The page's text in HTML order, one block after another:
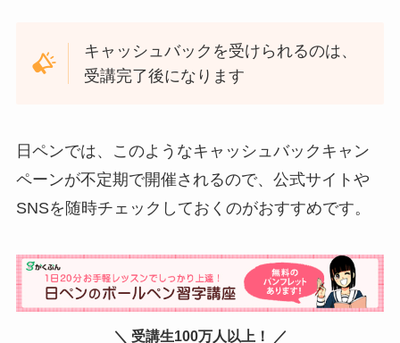
キャッシュバックを受けられるのは、
受講完了後になります
日ペンでは、このようなキャッシュバックキャン
ペーンが不定期で開催されるので、公式サイトや
SNSを随時チェックしておくのがおすすめです。
＼ 受講生100万人以上！ ／